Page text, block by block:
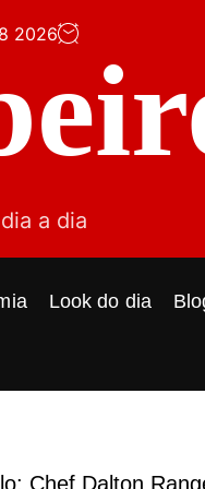
2026
a dia
Look do dia
Chef Dalton